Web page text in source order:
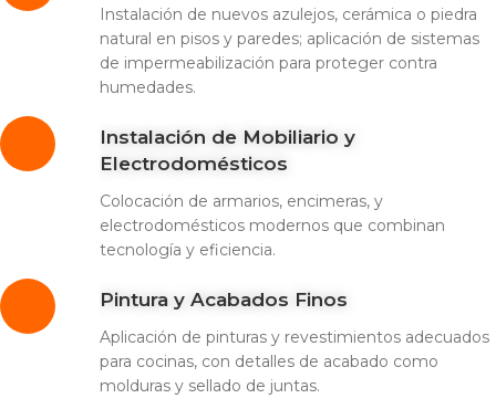
Instalación de nuevos azulejos, cerámica o piedra
natural en pisos y paredes; aplicación de sistemas
de impermeabilización para proteger contra
humedades.
Instalación de Mobiliario y
Electrodomésticos
Colocación de armarios, encimeras, y
electrodomésticos modernos que combinan
tecnología y eficiencia.
Pintura y Acabados Finos
Aplicación de pinturas y revestimientos adecuados
para cocinas, con detalles de acabado como
molduras y sellado de juntas.